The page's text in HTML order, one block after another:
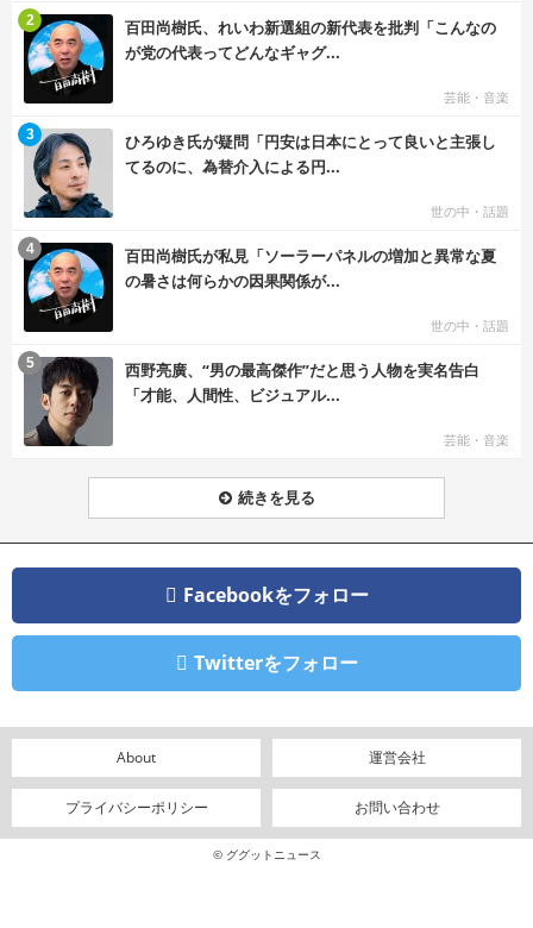
百田尚樹氏、れいわ新選組の新代表を批判「こんなの
が党の代表ってどんなギャグ...
芸能・音楽
2
ひろゆき氏が疑問「円安は日本にとって良いと主張し
てるのに、為替介入による円...
世の中・話題
3
百田尚樹氏が私見「ソーラーパネルの増加と異常な夏
の暑さは何らかの因果関係が...
世の中・話題
4
西野亮廣、“男の最高傑作”だと思う人物を実名告白
「才能、人間性、ビジュアル...
芸能・音楽
5
続きを見る
Facebookをフォロー
Twitterをフォロー
About 運営会社
プライバシーポリシー お問い合わせ
© ググットニュース